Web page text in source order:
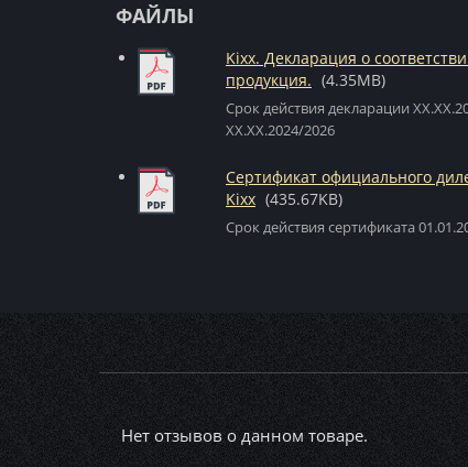
ФАЙЛЫ
Kixx. Декларация о
продукция. (4.35MB)
Срок действия декларации
XX.XX.2024/2026
Сертификат официального
Kixx (435.67KB)
Срок действия сертификата
Нет отзывов о данном товаре.